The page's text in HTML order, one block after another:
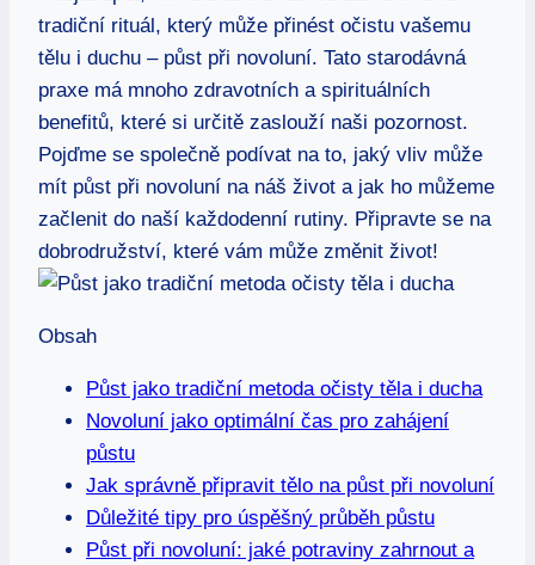
tradiční rituál, který může přinést očistu vašemu
tělu i duchu – půst při novoluní. Tato starodávná
praxe má mnoho zdravotních a spirituálních
benefitů, které si určitě zaslouží naši pozornost.
Pojďme se společně podívat na to, jaký vliv může
mít půst při novoluní na náš život a jak ho můžeme
začlenit do naší každodenní rutiny. Připravte se na
dobrodružství, které vám může změnit život!
Obsah
Půst jako tradiční metoda očisty těla i ducha
Novoluní jako optimální čas pro zahájení
půstu
Jak správně připravit tělo na půst při novoluní
Důležité tipy pro úspěšný průběh půstu
Půst při novoluní: jaké potraviny zahrnout a